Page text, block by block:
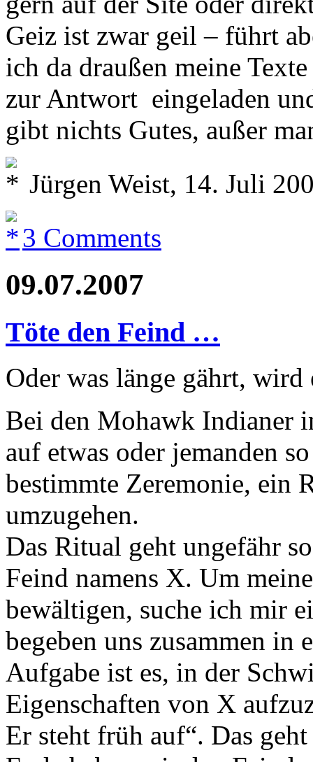
Geiz ist zwar geil – führt
ich da draußen meine
zur Antwort eingeladen
gibt nichts Gutes, außer
Jürgen Weist, 14. Juli
3 Comments
09.07.2007
Töte den Feind …
Oder was länge gährt,
Bei den Mohawk Indianer
auf etwas oder jemanden
bestimmte Zeremonie, ein
umzugehen.
Das Ritual geht ungefähr
Feind namens X. Um
bewältigen, suche ich mir
begeben uns zusammen in
Aufgabe ist es, in der
Eigenschaften von X
Er steht früh auf“. Das